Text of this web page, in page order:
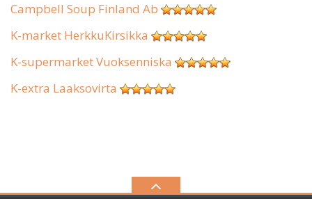
Campbell Soup Finland Ab
K-market HerkkuKirsikka
K-supermarket Vuoksenniska
K-extra Laaksovirta